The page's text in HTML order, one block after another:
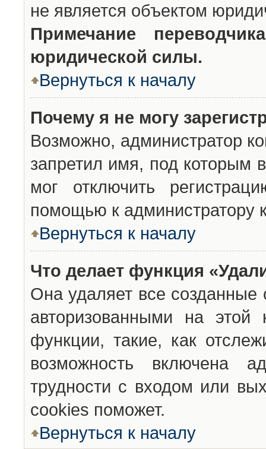
не является объектом
Примечание
юридической силы.
Вернуться к началу
Почему я не могу
Возможно, администратор
запретил имя, под которым
мог отключить
помощью к администратору
Вернуться к началу
Что делает функция
Она удаляет все созданные
авторизованными на
функции, такие, как
возможность включена
трудности с входом или
cookies поможет.
Вернуться к началу